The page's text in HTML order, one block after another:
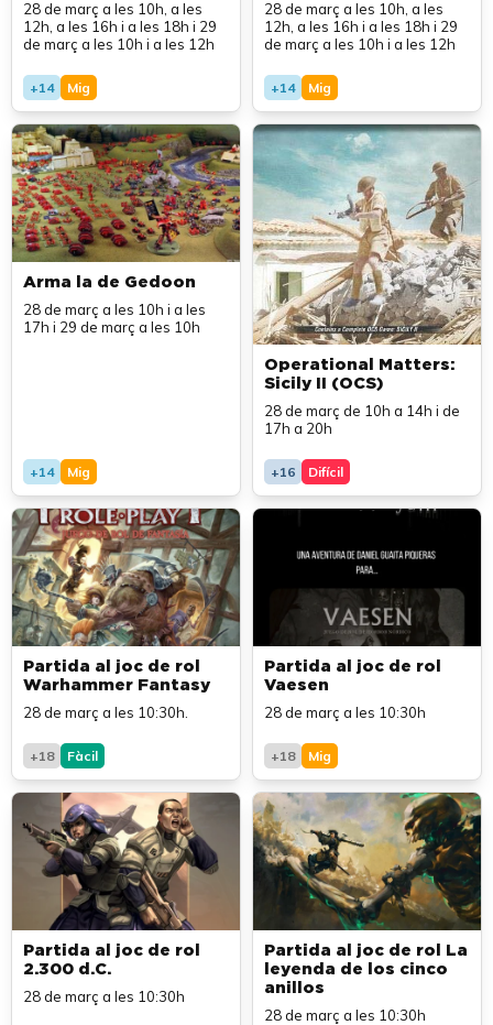
28 de març a les 10h, a les
12h, a les 16h i a les 18h i 29
de març a les 10h i a les 12h
+14 Mig
28 de març a les 10h, a les
12h, a les 16h i a les 18h i 29
de març a les 10h i a les 12h
+14 Mig
Arma la de Gedoon
28 de març a les 10h i a les
17h i 29 de març a les 10h
+14 Mig
Operational Matters:
Sicily II (OCS)
28 de març de 10h a 14h i de
17h a 20h
+16 Difícil
Partida al joc de rol
Warhammer Fantasy
28 de març a les 10:30h.
+18 Fàcil
Partida al joc de rol
Vaesen
28 de març a les 10:30h
+18 Mig
Partida al joc de rol
2.300 d.C.
28 de març a les 10:30h
Partida al joc de rol La
leyenda de los cinco
anillos
28 de març a les 10:30h